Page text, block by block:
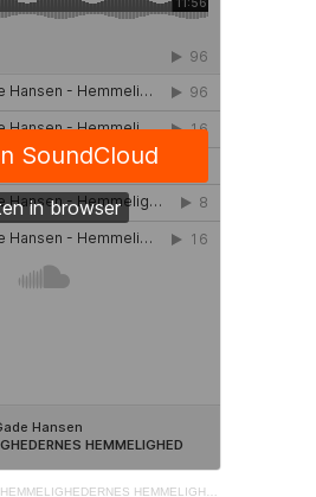
HEMMELIGHEDERNES HEMMELIGHED